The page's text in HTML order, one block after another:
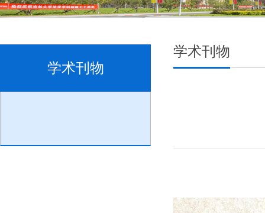
学术刊物
学术刊物